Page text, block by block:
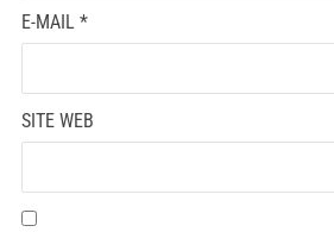
E-MAIL *
SITE WEB